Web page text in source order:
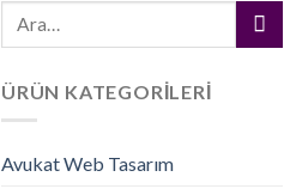
Ara:
ÜRÜN KATEGORILERI
Avukat Web Tasarım